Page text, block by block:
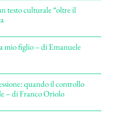
testo culturale “oltre il
mio figlio – di Emanuele
quando il controllo
– di Franco Oriolo